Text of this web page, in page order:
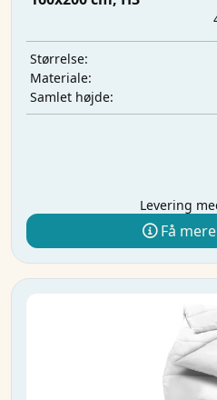
Størrelse:
Materiale:
Samlet højde:
Levering
Få